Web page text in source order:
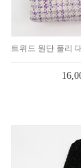
트위드 원단 폴리